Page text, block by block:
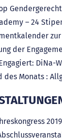
– 24
der
DiNa-
des Monats :
2019